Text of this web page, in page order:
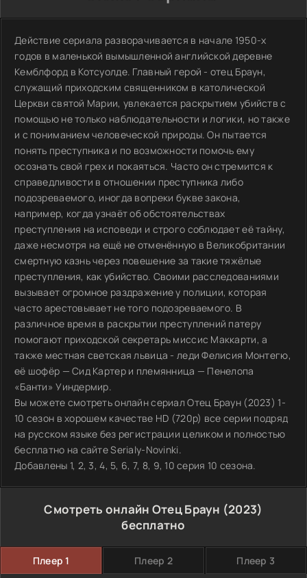
Действие сериала разворачивается в начале 1950-х
годов в маленькой вымышленной английской деревне
Кемблфорд в Котсуолде. Главный герой - отец Браун,
служащий приходским священником в католической
Церкви святой Марии, увлекается раскрытием убийств с
помощью не только наблюдательности и логики, но также
и с пониманием человеческой природы. Он пытается
понять преступника и по возможности помочь ему
осознать свой грех и покаяться. Часто он стремится к
справедливости в отношении преступника либо
подозреваемого, иногда вопреки букве закона,
например, когда узнаёт об обстоятельствах
преступления на исповеди и строго соблюдает её тайну,
даже несмотря на ещё не отменённую в Великобритании
смертную казнь через повешение за такие тяжёлые
преступления, как убийство. Своими расследованиями
вызывает огромное раздражение у полиции, которая
часто арестовывает не того подозреваемого. В
различное время в раскрытии преступлений патеру
помогают приходской секретарь миссис Маккарти, а
также местная светская львица - леди Фелисия Монтегю,
её шофёр — Сид Картер и племянница — Пенелопа
«Банти» Уиндермир.
Вы можете смотреть онлайн сериал Отец Браун (2023) 1-
10 сезон в хорошем качестве HD (720p) все серии подряд
на русском языке без регистрации целиком и полностью
бесплатно на сайте Serialy-Novinki.
Добавлены 1, 2, 3, 4, 5, 6, 7, 8, 9, 10 серия 10 сезона.
Смотреть онлайн Отец Браун (2023)
бесплатно
Плеер 1 Плеер 2 Плеер 3